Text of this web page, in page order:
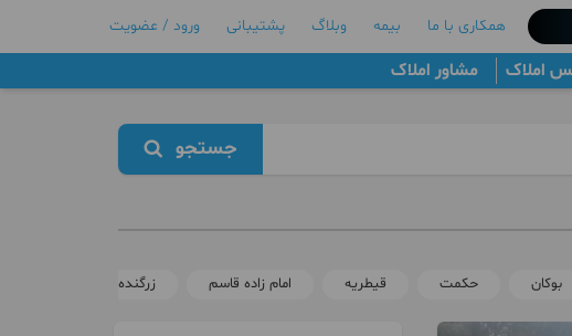
همکاری با ما بیمه وبلاگ پشتیبانی ورود / عضویت
املاک مشاور املاک
جستجو
بوکان حکمت قیطریه امام زاده قاسم زرگنده